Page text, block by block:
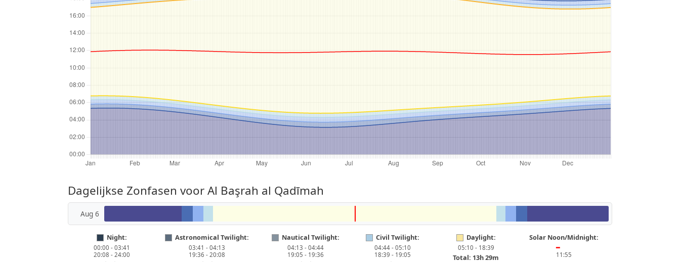
Dagelijkse Zonfasen voor Al Başrah al Qadīmah
Aug 6
Night:
00:00 - 03:41
20:08 - 24:00
Astronomical Twilight:
03:41 - 04:13
19:36 - 20:08
Nautical Twilight:
04:13 - 04:44
19:05 - 19:36
Civil Twilight:
04:44 - 05:10
18:39 - 19:05
Daylight:
05:10 - 18:39
Total: 13h 29m
Solar Noon/Midnight:
━
11:55